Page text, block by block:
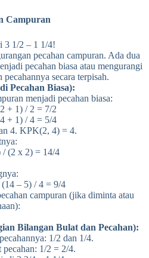
Campuran
3 1/2 – 1 1/4!
pecahan campuran. Ada dua
pecahan biasa atau mengurangi
secara terpisah.
Pecahan Biasa):
menjadi pecahan biasa:
+ 1) / 2 = 7/2
+ 1) / 4 = 5/4
4. KPK(2, 4) = 4.
/ (2 x 2) = 14/4
– 5) / 4 = 9/4
campuran (jika diminta atau
Bilangan Bulat dan Pecahan):
1/2 dan 1/4.
pecahan: 1/2 = 2/4.